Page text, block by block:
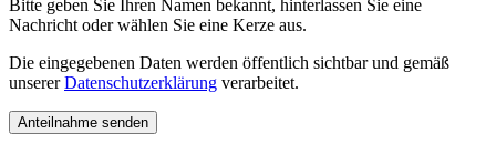
Bitte geben Sie Ihren Namen bekannt, hinterlassen Sie eine
Nachricht oder wählen Sie eine Kerze aus.
Die eingegebenen Daten werden öffentlich sichtbar und gemäß
unsererDatenschutzerklärung verarbeitet.